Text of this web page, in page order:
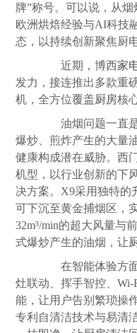
牌”称号。可以说，从
欧洲烘焙经验与AI科技
态，以持续创新聚焦厨
近期，博西家
发力，接连推出多款重
机，全方位覆盖厨房核
油烟问题一直是
爆炒、煎炸产生的大量
健康构成潜在威胁。西
机型，以行业创新的下
决方案。X9采用独特的
可下沉至黄金捕烟区，
32m³/min的超大风量与
式爆炒产生的油烟，让
在智能体验方面
灶联动、挥手智控、
能，让用户告别繁琐操
专利自清洁技术与易清